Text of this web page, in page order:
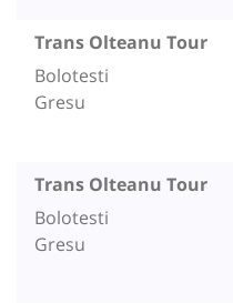
Trans Olteanu Tour
Bolotesti
Gresu
Trans Olteanu Tour
Bolotesti
Gresu